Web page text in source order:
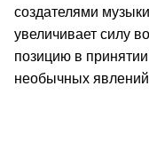
создателями
увеличивает силу
позицию в
необычных